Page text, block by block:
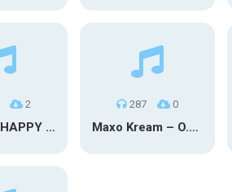
2
Quail P – HAPPY TEARS
287 0
Maxo Kream – O.Y.N